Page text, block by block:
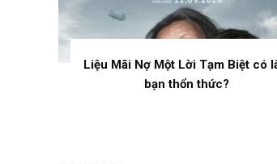
Liệu Mãi Nợ Một Lời Tạm Biệt có
bạn thổn thức?